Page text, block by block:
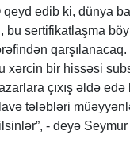
qeyd edib ki, dünya
bu sertifikatlaşma
xərcin bir hissəsi
çıxış əldə
tələbləri
- deyə